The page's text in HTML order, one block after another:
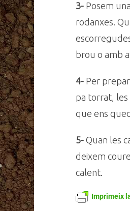
3-Posem
rodanxes.
brou o amb
4-Per
pa torrat, les
que ens
5-Quan les
deixem
calent.
Imprimeix